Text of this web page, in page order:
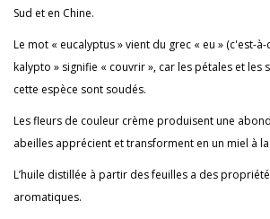
Sud et en Chine.
Le mot « eucalyptus » vient du grec « eu » (c'est-
kalypto » signifie « couvrir », car les pétales et les
cette espèce sont soudés.
Les fleurs de couleur crème produisent une
abeilles apprécient et transforment en un miel à
L’huile distillée à partir des feuilles a des
aromatiques.